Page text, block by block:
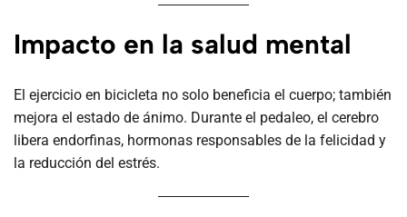
Impacto en la salud mental
El ejercicio en bicicleta no solo beneficia el cuerpo; también
mejora el estado de ánimo. Durante el pedaleo, el cerebro
libera endorfinas, hormonas responsables de la felicidad y
la reducción del estrés.